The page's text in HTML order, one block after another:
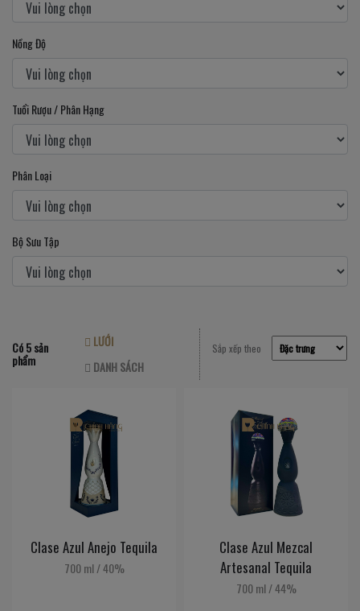
Nồng Độ
Tuổi Rượu / Phân Hạng
Phân Loại
Bộ Sưu Tập
Có 5 sản
phẩm
LƯỚI
DANH SÁCH
Sắp xếp theo
Clase Azul Anejo Tequila
700 ml/40%
Clase Azul Mezcal
Artesanal Tequila
700 ml/44%